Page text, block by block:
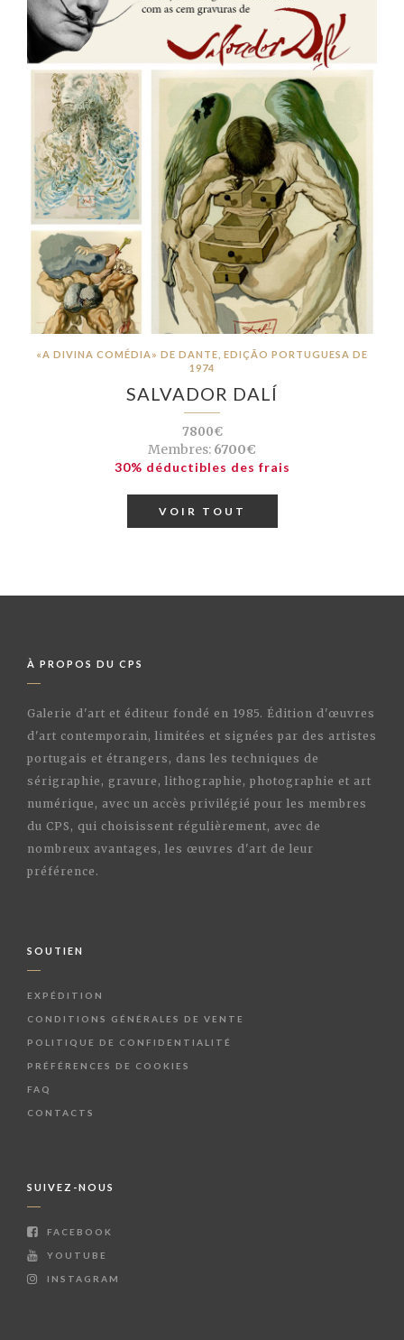
«A DIVINA COMÉDIA» DE DANTE, EDIÇÃO PORTUGUESA DE
1974
SALVADOR DALÍ
7800€
Membres: 6700€
30% déductibles des frais
VOIR TOUT
À PROPOS DU CPS
Galerie d'art et éditeur fondé en 1985. Édition d'œuvres
d'art contemporain, limitées et signées par des artistes
portugais et étrangers, dans les techniques de
sérigraphie, gravure, lithographie, photographie et art
numérique, avec un accès privilégié pour les membres
du CPS, qui choisissent régulièrement, avec de
nombreux avantages, les œuvres d'art de leur
préférence.
SOUTIEN
EXPÉDITION
CONDITIONS GÉNÉRALES DE VENTE
POLITIQUE DE CONFIDENTIALITÉ
PRÉFÉRENCES DE COOKIES
FAQ
CONTACTS
SUIVEZ-NOUS
FACEBOOK
YOUTUBE
INSTAGRAM